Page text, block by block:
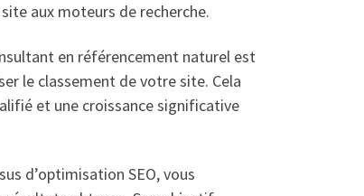
aux moteurs de recherche.
en référencement naturel est
le classement de votre site. Cela
et une croissance significative
d’optimisation SEO, vous